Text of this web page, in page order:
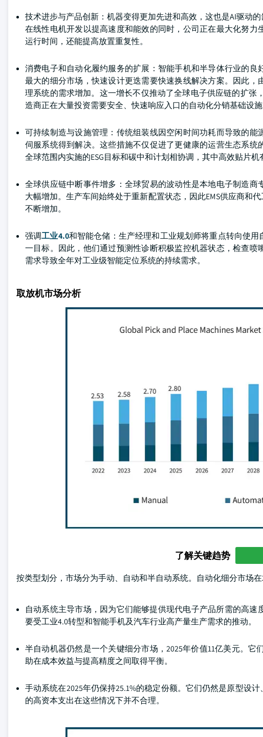
技术进步与产品创新：机器变得更加先进和高效，这也是AI驱动
在线性电机开发以提高速度和能效的同时，公司正在最大化努
运行时间，还能提高放置重复性。
消费电子和自动化履约服务的扩展：智能手机和半导体行业的
最大的细分市场，快速设计更迭需要快速换线解决方案。因此
理系统的需求增加。这一增长不仅推动了全球电子供应链的扩张
造商正在大量投资需要安全、快速响应入口的自动化分销基础设施
可持续制造与设施管理：传统组装线因空闲时间功耗而导致的
伺服系统得到解决。这些措施不仅促进了更健康的运营生态系
全球范围内实施的ESG目标和碳中和计划相协调，其中高效贴片
全球供应链中断事件增多：全球贸易的波动性是本地电子制造
大幅增加。生产车间始终处于重新配置状态，因此EMS供应商和
不断增加。
强调工业4.0和智能仓储：生产经理和工业规划师将重点转向使
一目标。因此，他们通过预测性诊断积极监控机器状态，检查
需求导致全年对工业级智能定位系统的持续需求。
取放机市场分析
了解关键趋势
按类型划分，市场分为手动、自动和半自动系统。自动化细分市场在
自动系统主导市场，因为它们能够提供现代电子产品所需的高
要受工业4.0转型和智能手机及汽车行业高产量生产需求的推动。
半自动机器仍然是一个关键细分市场，2025年价值11亿美元。
助在成本效益与提高精度之间取得平衡。
手动系统在2025年仍保持25.1%的稳定份额。它们仍然是原型设
的高资本支出在这些情况下并不合理。